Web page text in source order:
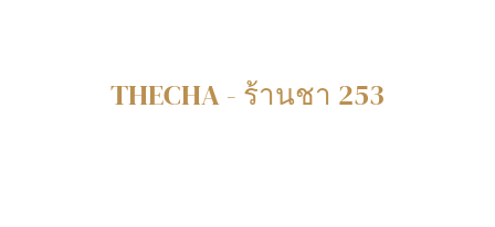
THECHA - ร้านชา 253